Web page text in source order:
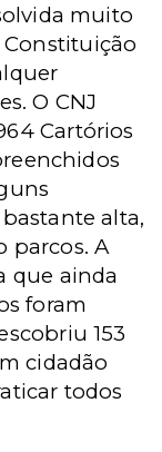
muito
O CNJ
Cartórios
alta,
parcos. A
que ainda
foram
153
cidadão
todos